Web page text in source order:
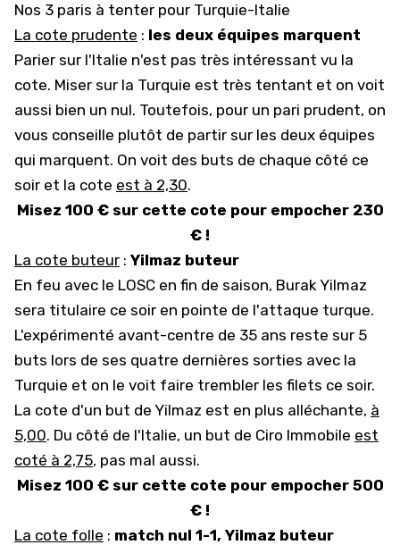
Nos 3 paris à tenter pour Turquie-Italie
La cote prudente : les deux équipes marquent
Parier sur l'Italie n'est pas très intéressant vu la
cote. Miser sur la Turquie est très tentant et on voit
aussi bien un nul. Toutefois, pour un pari prudent, on
vous conseille plutôt de partir sur les deux équipes
qui marquent. On voit des buts de chaque côté ce
soir et la cote est à 2,30.
Misez 100 € sur cette cote pour empocher 230
€ !
La cote buteur : Yilmaz buteur
En feu avec le LOSC en fin de saison, Burak Yilmaz
sera titulaire ce soir en pointe de l'attaque turque.
L'expérimenté avant-centre de 35 ans reste sur 5
buts lors de ses quatre dernières sorties avec la
Turquie et on le voit faire trembler les filets ce soir.
La cote d'un but de Yilmaz est en plus alléchante, à
5,00. Du côté de l'Italie, un but de Ciro Immobile est
coté à 2,75, pas mal aussi.
Misez 100 € sur cette cote pour empocher 500
€ !
La cote folle : match nul 1-1, Yilmaz buteur